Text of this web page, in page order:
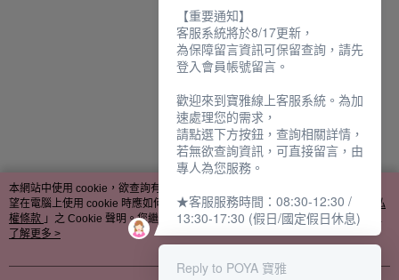
本網站中使用 cookie，欲查詢有關本網站使用 cookie 方式之詳情，及若您不希
望在電腦上使用 cookie 時應如何變更電腦的 cookie 設定，請參閱本網站「
隱私
權條款 」之 Cookie 聲明。您繼續使用本網站即表示您同意本公司得按本網站使
用條款之 Cookie 聲明使用 cookie。
了解更多 >
【重要通知】
客服系統將於8/17更新，
為保障留言資訊可保留查詢，請先
登入會員帳號留言。
歡迎來到寶雅線上客服系統。為加
速處理您的需求，
請點選下方按鈕，查詢相關詳情，
若無欲查詢資訊，可直接留言，由
專人為您服務。
★客服服務時間：08:30-12:30 /
13:30-17:30 (假日/國定假日休息)
Reply to POYA 寶雅